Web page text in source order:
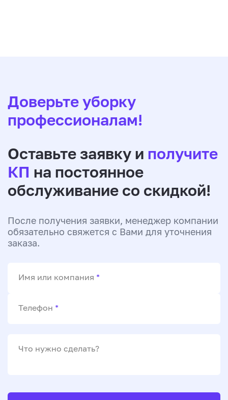
Доверьте уборку
профессионалам!
Оставьте заявку и получите
КП на постоянное
обслуживание со скидкой!
После получения заявки, менеджер компании
обязательно свяжется с Вами для уточнения
заказа.
Имя или компания *
Телефон *
Что нужно сделать?